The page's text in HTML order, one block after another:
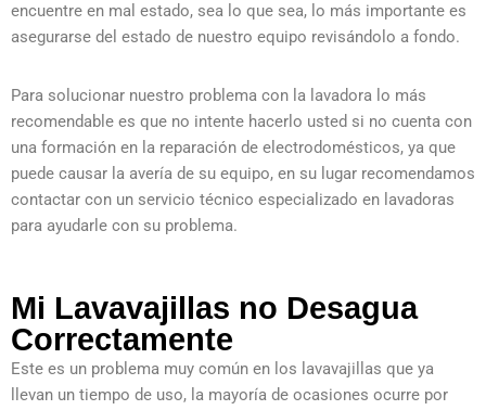
encuentre en mal estado, sea lo que sea, lo más importante es
asegurarse del estado de nuestro equipo revisándolo a fondo.
Para solucionar nuestro problema con la lavadora lo más
recomendable es que no intente hacerlo usted si no cuenta con
una formación en la reparación de electrodomésticos, ya que
puede causar la avería de su equipo, en su lugar recomendamos
contactar con un servicio técnico especializado en lavadoras
para ayudarle con su problema.
Mi Lavavajillas no Desagua
Correctamente
Este es un problema muy común en los lavavajillas que ya
llevan un tiempo de uso, la mayoría de ocasiones ocurre por